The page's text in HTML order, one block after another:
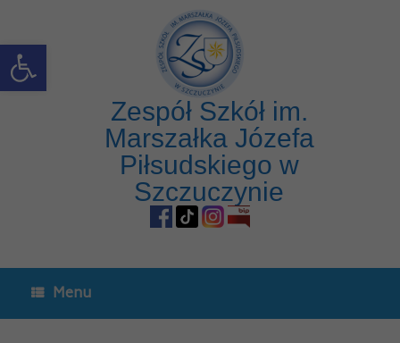
Open toolbar
content
Zespół Szkół im.
Marszałka Józefa
Piłsudskiego w
Szczuczynie
Menu